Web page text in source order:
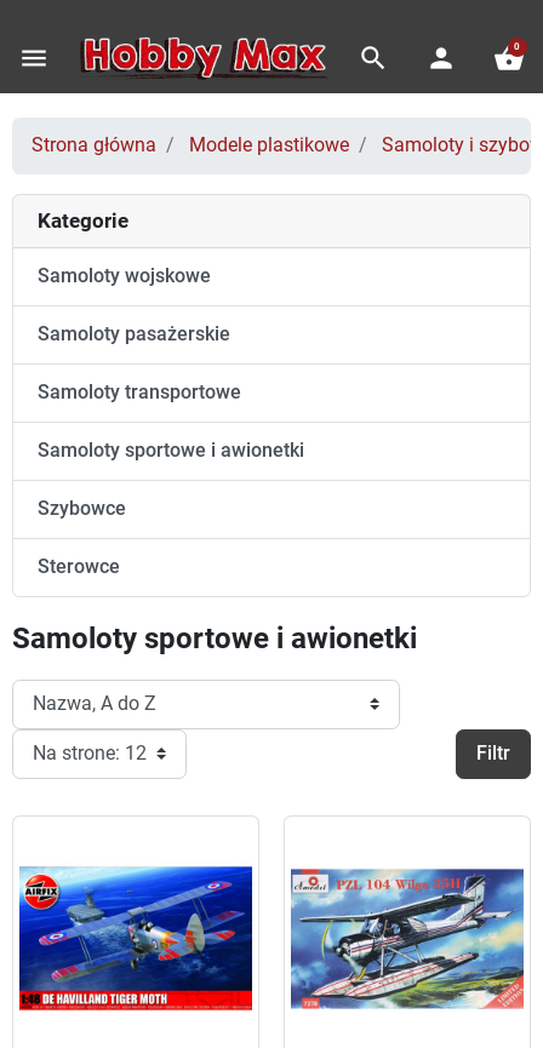
menu search person shopping_basket
0
Strona główna Modele plastikowe Samoloty i
Kategorie
Samoloty wojskowe
Samoloty pasażerskie
Samoloty transportowe
Samoloty sportowe i awionetki
Szybowce
Sterowce
Samoloty sportowe i awionetki
Filtr